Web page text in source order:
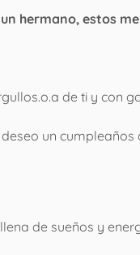
hermano, estos
de ti y con
un
de sueños y